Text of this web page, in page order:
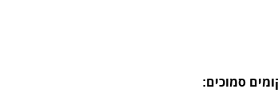
סמוכים: